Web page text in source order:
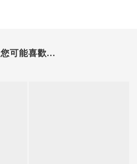
您可能喜歡...